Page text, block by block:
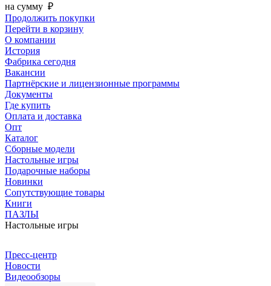
на сумму ₽
Продолжить покупки
Перейти в корзину
О компании
История
Фабрика сегодня
Вакансии
Партнёрские и лицензионные программы
Документы
Где купить
Оплата и доставка
Опт
Каталог
Сборные модели
Настольные игры
Подарочные наборы
Новинки
Сопутствующие товары
Книги
ПАЗЛЫ
Настольные игры
Пресс-центр
Новости
Видеообзоры